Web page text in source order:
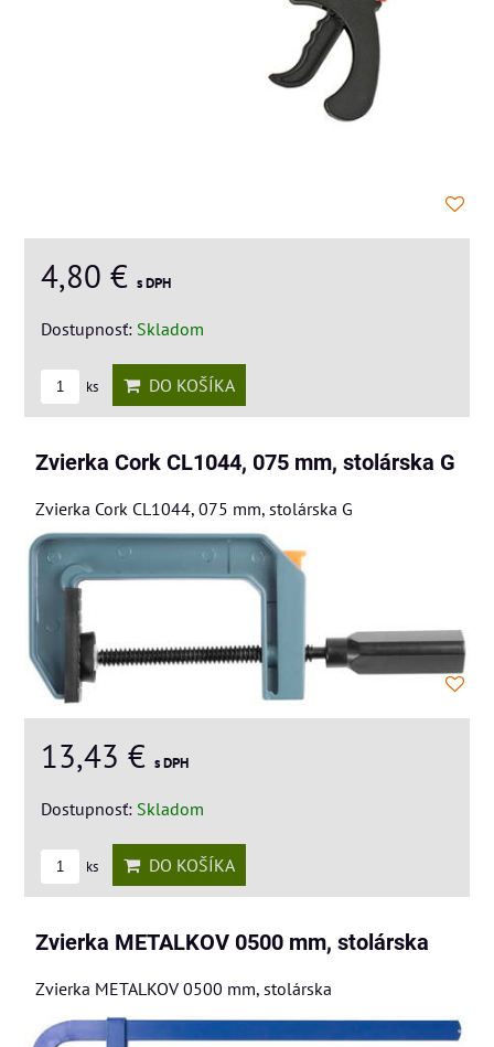
4,80 € s DPH
Dostupnosť: Skladom
ks DO KOŠÍKA
Zvierka Cork CL1044, 075 mm, stolárska G
Zvierka Cork CL1044, 075 mm, stolárska G
13,43 € s DPH
Dostupnosť: Skladom
ks DO KOŠÍKA
Zvierka METALKOV 0500 mm, stolárska
Zvierka METALKOV 0500 mm, stolárska